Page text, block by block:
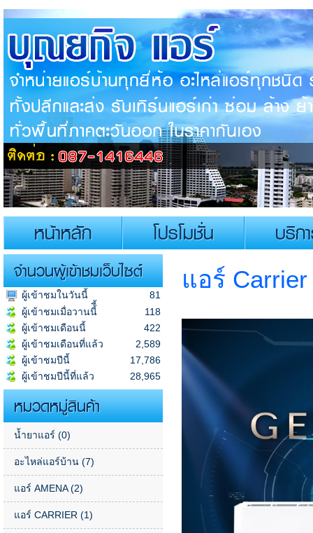
หน้าหลัก โปรโมชั่น บริก
จำนวนผู้เข้าชมเว็บไซต์
ผู้เข้าชมในวันนี้
81
ผู้เข้าชมเมื่อวานนี้ี้
118
ผู้เข้าชมเดือนนี้
422
ผู้เข้าชมเดือนที่แล้ว
2,589
ผู้เข้าชมปีนี้
17,786
ผู้เข้าชมปีนี้ที่แล้ว
28,965
หมวดหมู่สินค้า
น้ำยาแอร์ (0)
อะไหล่แอร์บ้าน (7)
แอร์ AMENA(2)
แอร์ CARRIER (1)
แอร์